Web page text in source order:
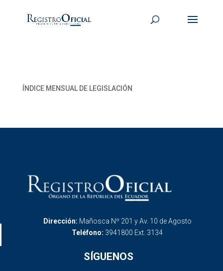
ÍNDICE MENSUAL DE LEGISLACIÓN
Dirección: Mañosca Nº 201 y Av. 10 de Agosto
Teléfono: 3941800 Ext. 3134
SÍGUENOS